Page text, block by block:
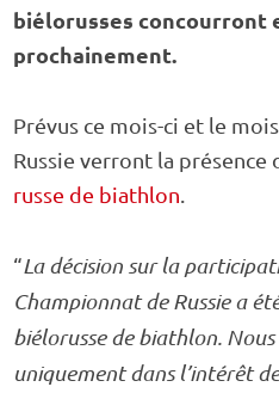
biélorusses concourront
prochainement.
Prévus ce mois-ci et le
Russie verront la
russe de biathlon
“La décision sur la
Championnat de Russie a
biélorusse de biathlon.
uniquement dans l’intérêt